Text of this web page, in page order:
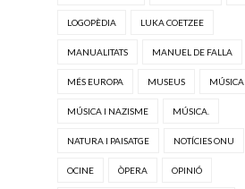
LOGOPÈDIA LUKA COETZEE
MANUALITATS MANUEL DE FALLA
MÉS EUROPA MUSEUS MÚSICA
MÚSICA I NAZISME MÚSICA.
NATURA I PAISATGE NOTÍCIES ONU
OCINE ÒPERA OPINIÓ